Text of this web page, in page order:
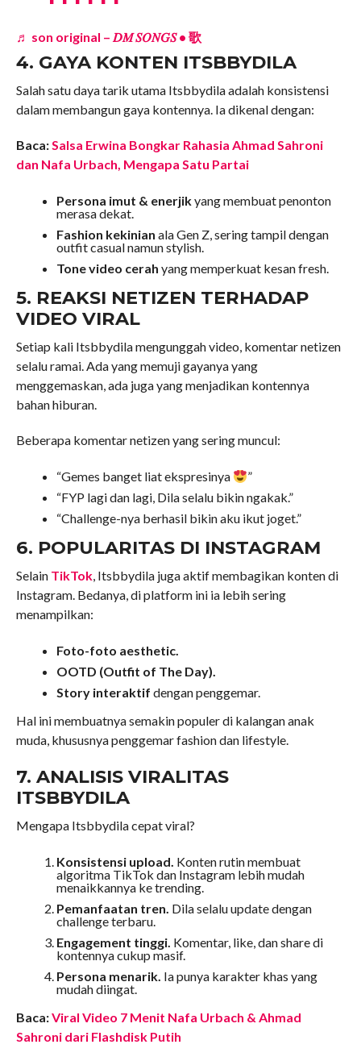
♬ son original – 𝐷𝑀 𝑆𝑂𝑁𝐺𝑆 • 歌
4. GAYA KONTEN ITSBBYDILA
Salah satu daya tarik utama Itsbbydila adalah konsistensi
dalam membangun gaya kontennya. Ia dikenal dengan:
Baca:Salsa Erwina Bongkar Rahasia Ahmad Sahroni
dan Nafa Urbach, Mengapa Satu Partai
Persona imut & enerjikyang membuat penonton
merasa dekat.
Fashion kekinian ala Gen Z, sering tampil dengan
outfit casual namun stylish.
Tone video cerah yang memperkuat kesan fresh.
5. REAKSI NETIZEN TERHADAP
VIDEO VIRAL
Setiap kali Itsbbydila mengunggah video, komentar netizen
selalu ramai. Ada yang memuji gayanya yang
menggemaskan, ada juga yang menjadikan kontennya
bahan hiburan.
Beberapa komentar netizen yang sering muncul:
“Gemes banget liat ekspresinya
”
“FYP lagi dan lagi, Dila selalu bikin ngakak.”
“Challenge-nya berhasil bikin aku ikut joget.”
6. POPULARITAS DI INSTAGRAM
Selain TikTok, Itsbbydila juga aktif membagikan konten di
Instagram. Bedanya, di platform ini ia lebih sering
menampilkan:
Foto-foto aesthetic.
OOTD (Outfit of The Day).
Story interaktif dengan penggemar.
Hal ini membuatnya semakin populer di kalangan anak
muda, khususnya penggemar fashion dan lifestyle.
7. ANALISIS VIRALITAS
ITSBBYDILA
Mengapa Itsbbydila cepat viral?
Konsistensi upload. Konten rutin membuat
algoritma TikTok dan Instagram lebih mudah
menaikkannya ke trending.
Pemanfaatan tren. Dila selalu update dengan
challenge terbaru.
Engagement tinggi. Komentar, like, dan share di
kontennya cukup masif.
Persona menarik. Ia punya karakter khas yang
mudah diingat.
Baca:Viral Video 7 Menit Nafa Urbach & Ahmad
Sahroni dari Flashdisk Putih